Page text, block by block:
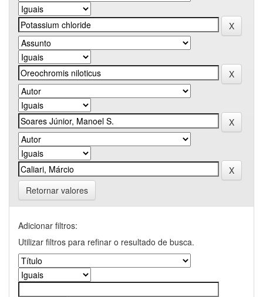
Retornar valores
Adicionar filtros:
Utilizar filtros para refinar o resultado de busca.